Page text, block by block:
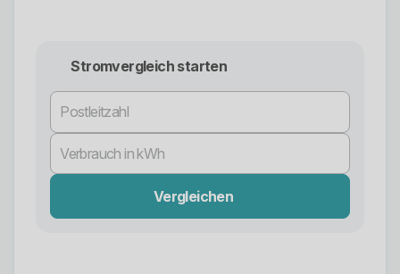
Stromvergleich starten
Vergleichen